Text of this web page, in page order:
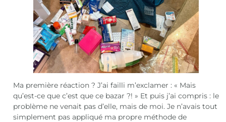
Ma première réaction ? J’ai failli m’exclamer : « Mais
qu’est-ce que c’est que ce bazar ?! » Et puis j’ai compris : le
problème ne venait pas d’elle, mais de moi. Je n’avais tout
simplement pas appliqué ma propre méthode de